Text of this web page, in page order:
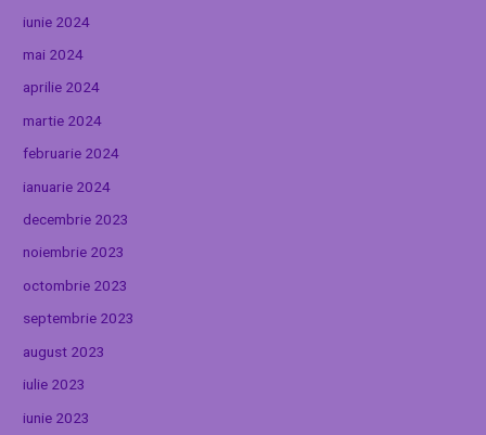
iunie 2024
mai 2024
aprilie 2024
martie 2024
februarie 2024
ianuarie 2024
decembrie 2023
noiembrie 2023
octombrie 2023
septembrie 2023
august 2023
iulie 2023
iunie 2023